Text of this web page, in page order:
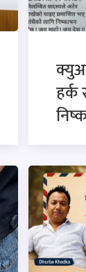
हर्क